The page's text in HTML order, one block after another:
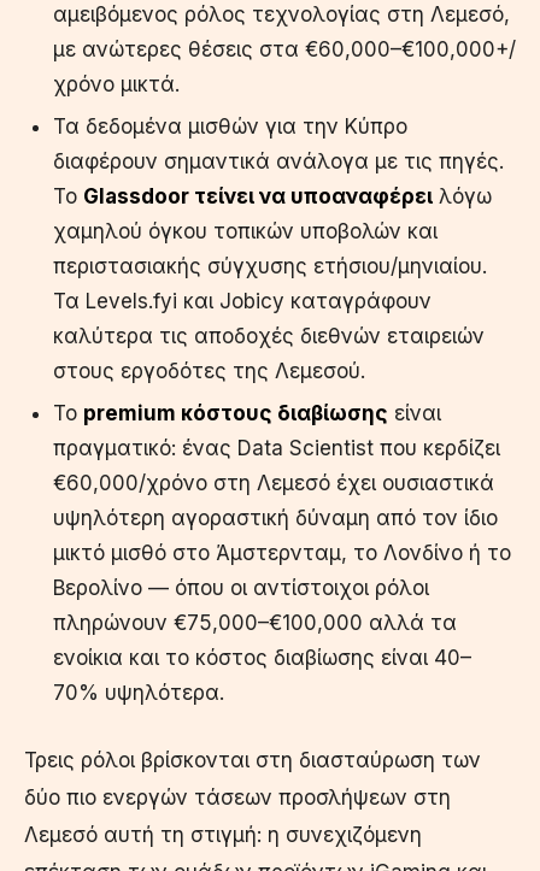
αμειβόμενος ρόλος τεχνολογίας στη Λεμεσό,
με ανώτερες θέσεις στα €60,000–€100,000+/
χρόνο μικτά.
Τα δεδομένα μισθών για την Κύπρο
διαφέρουν σημαντικά ανάλογα με τις πηγές.
Το Glassdoor τείνει να υποαναφέρει λόγω
χαμηλού όγκου τοπικών υποβολών και
περιστασιακής σύγχυσης ετήσιου/μηνιαίου.
Τα Levels.fyi και Jobicy καταγράφουν
καλύτερα τις αποδοχές διεθνών εταιρειών
στους εργοδότες της Λεμεσού.
Το premium κόστους διαβίωσης είναι
πραγματικό: ένας Data Scientist που κερδίζει
€60,000/χρόνο στη Λεμεσό έχει ουσιαστικά
υψηλότερη αγοραστική δύναμη από τον ίδιο
μικτό μισθό στο Άμστερνταμ, το Λονδίνο ή το
Βερολίνο — όπου οι αντίστοιχοι ρόλοι
πληρώνουν €75,000–€100,000 αλλά τα
ενοίκια και το κόστος διαβίωσης είναι 40–
70% υψηλότερα.
Τρεις ρόλοι βρίσκονται στη διασταύρωση των
δύο πιο ενεργών τάσεων προσλήψεων στη
Λεμεσό αυτή τη στιγμή: η συνεχιζόμενη